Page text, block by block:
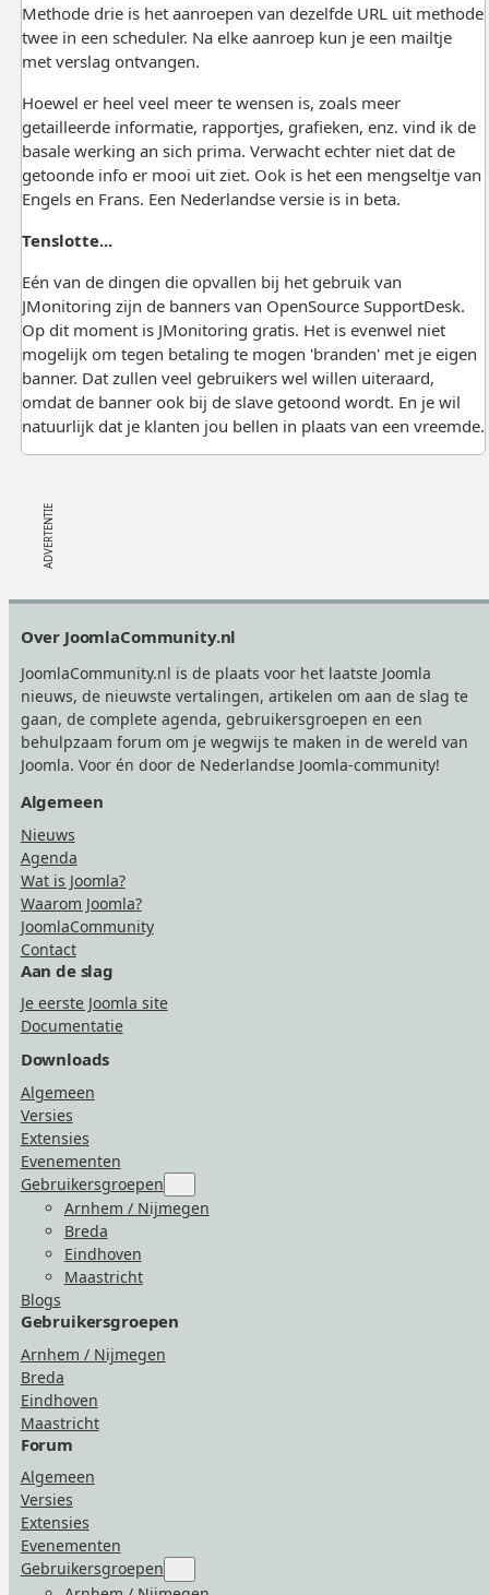
Methode drie is het aanroepen van dezelfde URL uit methode
twee in een scheduler. Na elke aanroep kun je een mailtje
met verslag ontvangen.
Hoewel er heel veel meer te wensen is, zoals meer
getailleerde informatie, rapportjes, grafieken, enz. vind ik de
basale werking an sich prima. Verwacht echter niet dat de
getoonde info er mooi uit ziet. Ook is het een mengseltje van
Engels en Frans. Een Nederlandse versie is in beta.
Tenslotte...
Eén van de dingen die opvallen bij het gebruik van
JMonitoring zijn de banners van OpenSource SupportDesk.
Op dit moment is JMonitoring gratis. Het is evenwel niet
mogelijk om tegen betaling te mogen 'branden' met je eigen
banner. Dat zullen veel gebruikers wel willen uiteraard,
omdat de banner ook bij de slave getoond wordt. En je wil
natuurlijk dat je klanten jou bellen in plaats van een vreemde.
Over JoomlaCommunity.nl
JoomlaCommunity.nl is de plaats voor het laatste Joomla
nieuws, de nieuwste vertalingen, artikelen om aan de slag te
gaan, de complete agenda, gebruikersgroepen en een
behulpzaam forum om je wegwijs te maken in de wereld van
Joomla. Voor én door de Nederlandse Joomla-community!
Algemeen
Nieuws
Agenda
Wat is Joomla?
Waarom Joomla?
JoomlaCommunity
Contact
Aan de slag
Je eerste Joomla site
Documentatie
Downloads
Algemeen
Versies
Extensies
Evenementen
Gebruikersgroepen
for
“Gebruikersgroepen”
Arnhem / Nijmegen
Breda
Eindhoven
Maastricht
Blogs
Gebruikersgroepen
Arnhem / Nijmegen
Breda
Eindhoven
Maastricht
Forum
Algemeen
Versies
Extensies
Evenementen
Gebruikersgroepen
for